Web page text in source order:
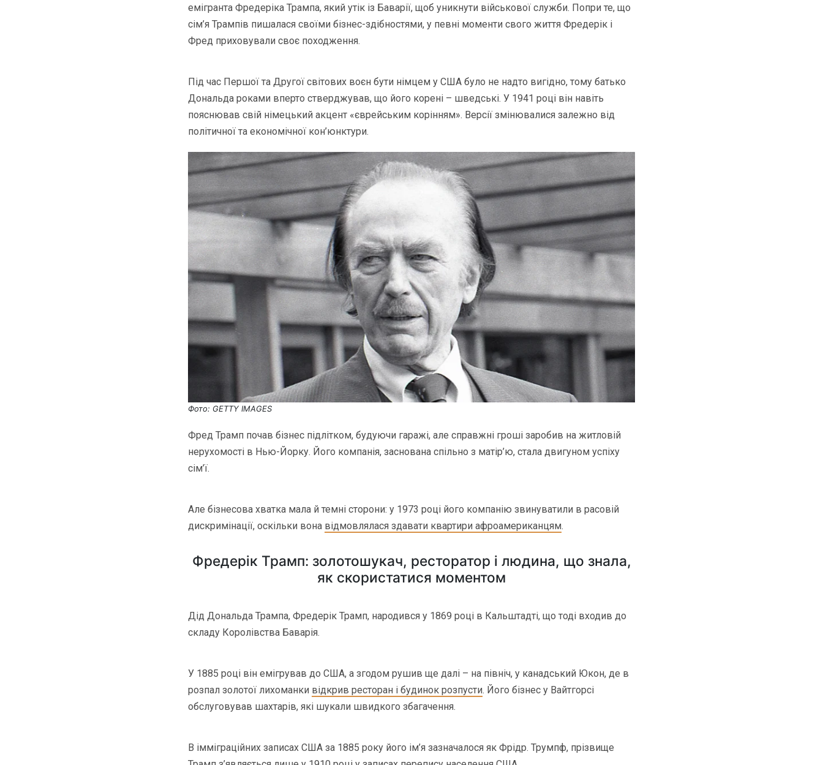
емігранта Фредеріка Трампа, який утік із Баварії, щоб уникнути військової служби. Попри те, що
сім’я Трампів пишалася своїми бізнес-здібностями, у певні моменти свого життя Фредерік і
Фред приховували своє походження.
Під час Першої та Другої світових воєн бути німцем у США було не надто вигідно, тому батько
Дональда роками вперто стверджував, що його корені – шведські. У 1941 році він навіть
пояснював свій німецький акцент «єврейським корінням». Версії змінювалися залежно від
політичної та економічної кон’юнктури.
Фото: GETTY IMAGES
Фред Трамп почав бізнес підлітком, будуючи гаражі, але справжні гроші заробив на житловій
нерухомості в Нью-Йорку. Його компанія, заснована спільно з матір’ю, стала двигуном успіху
сім’ї.
Але бізнесова хватка мала й темні сторони: у 1973 році його компанію звинуватили в расовій
дискримінації, оскільки вона відмовлялася здавати квартири афроамериканцям.
Фредерік Трамп: золотошукач, ресторатор і людина, що знала,
як скористатися моментом
Дід Дональда Трампа, Фредерік Трамп, народився у 1869 році в Кальштадті, що тоді входив до
складу Королівства Баварія.
У 1885 році він емігрував до США, а згодом рушив ще далі – на північ, у канадський Юкон, де в
розпал золотої лихоманки відкрив ресторан і будинок розпусти. Його бізнес у Вайтгорсі
обслуговував шахтарів, які шукали швидкого збагачення.
В імміграційних записах США за 1885 року його ім’я зазначалося як Фрідр. Трумпф, прізвище